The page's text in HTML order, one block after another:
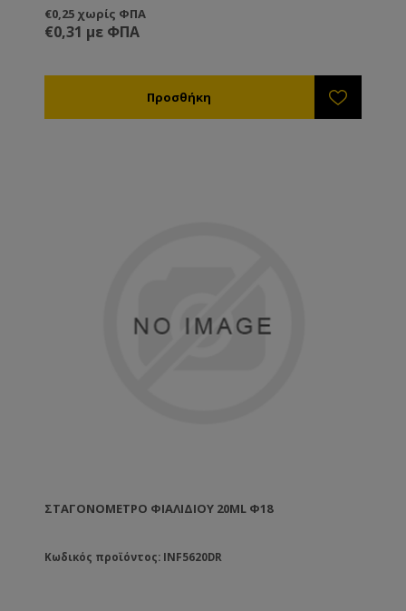
€0,25 χωρίς ΦΠΑ
€0,31 με ΦΠΑ
ΣΤΑΓΟΝΌΜΕΤΡΟ ΦΙΑΛΙΔΊΟΥ 20ML Φ18
Κωδικός προϊόντος: INF5620DR